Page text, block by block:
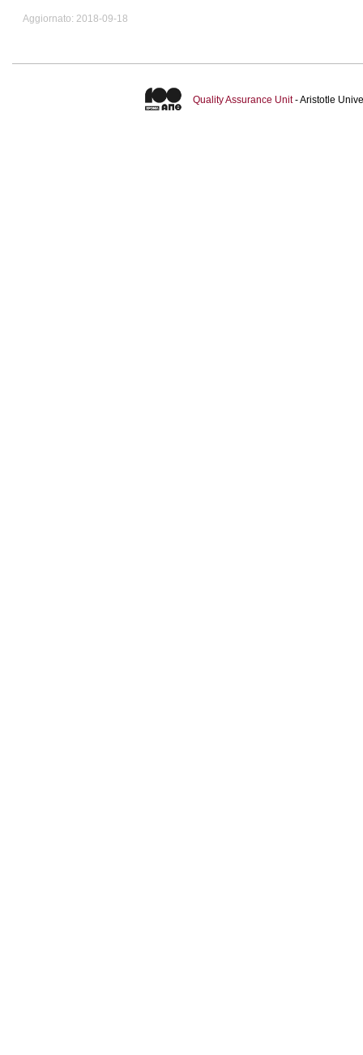
Aggiornato: 2018-09-18
Quality Assurance Unit- Aristotle